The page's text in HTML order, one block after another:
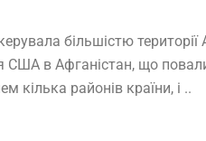
більшістю території
США в Афганістан, що
кілька районів країни, і ..